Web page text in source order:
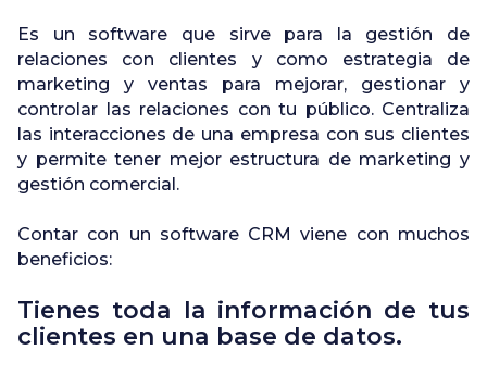
Es un software que sirve para la gestión de
relaciones con clientes y como estrategia de
marketing y ventas para mejorar, gestionar y
controlar las relaciones con tu público. Centraliza
las interacciones de una empresa con sus clientes
y permite tener mejor estructura de marketing y
gestión comercial.
Contar con un software CRM viene con muchos
beneficios:
Tienes toda la información de tus
clientes en una base de datos.